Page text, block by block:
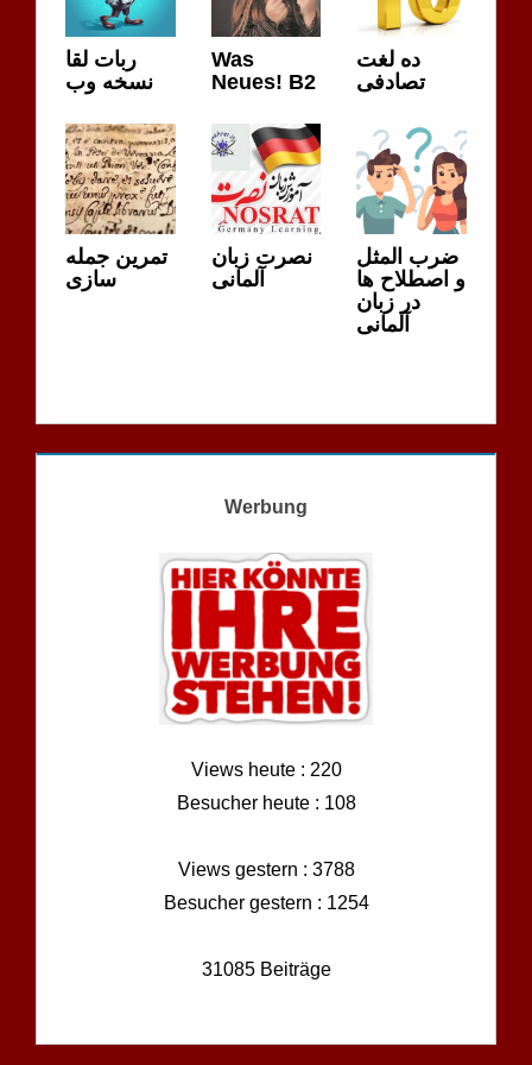
ربات لقا
نسخه وب
Was
Neues! B2
ده لغت
تصادفی
تمرین جمله
سازی
نصرت زبان
آلمانی
ضرب المثل
و اصطلاح ها
در زبان
آلمانی
Werbung
Views heute : 220
Besucher heute : 108
Views gestern : 3788
Besucher gestern : 1254
31085 Beiträge